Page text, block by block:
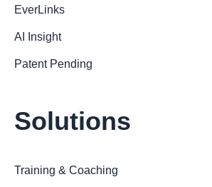
EverLinks
AI Insight
Patent Pending
Solutions
Training & Coaching